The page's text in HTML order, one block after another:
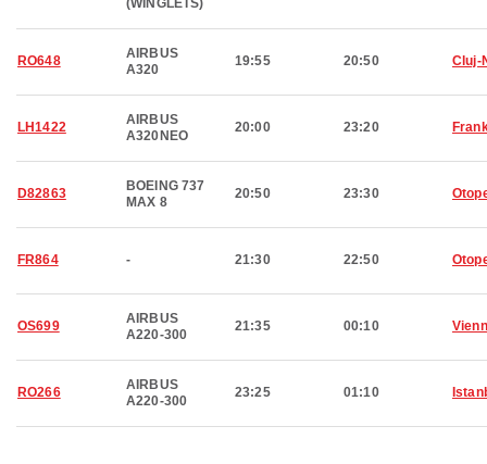
(WINGLETS)
RO648
AIRBUS
A320
19:55 20:50 Cluj-
LH1422
AIRBUS
A320NEO
20:00 23:20
D82863
BOEING 737
MAX 8
20:50 23:30
FR864 - 21:30 22:50
OS699
AIRBUS
A220-300
21:35 00:10
RO266
AIRBUS
A220-300
23:25 01:10